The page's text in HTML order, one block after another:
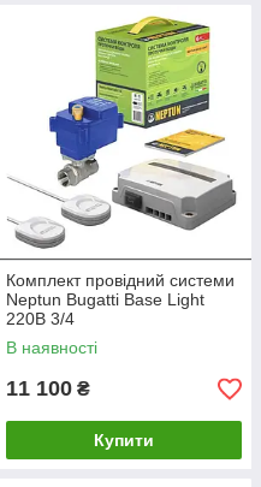
Комплект провідний системи
Neptun Bugatti Base Light
220В 3/4
В наявності
11 100 ₴
Купити